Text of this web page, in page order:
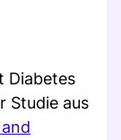
Diabetes
Studie aus